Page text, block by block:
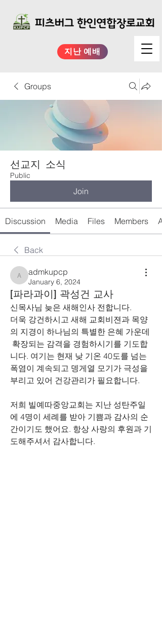
지난 예배
Groups
선교지 소식
Public
Join
Discussion Media Files Members
Back
admkupcp
admkupcp
January 6, 2024
[파라과이] 곽성건 교사
신목사님 늦은 새해인사 전합니다.
더욱 강건하시고 새해 교회비젼과 목양
의 지경이 하나님의 특별한 은혜 가운데
확장되는 감격을 경험하시기를 기도합
니다. 여기는 현재 낮 기온 40도를 넘는
폭염이 계속되고 뎅게열 모기가 극성을
부리고 있어 건강관리가 필요합니다.
저희 빌예따중앙교회는 지난 성탄주일
에 4명이 세례를 받아 기쁨과 감사의 순
간이기도 했어요. 항상 사랑의 후원과 기
도해주셔서 감사합니다.